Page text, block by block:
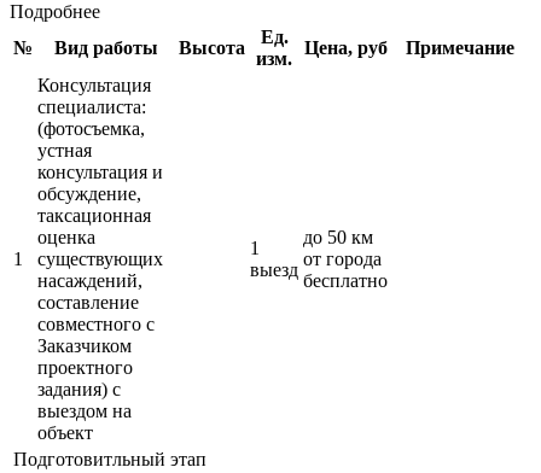
Подробнее
№
Вид работы Высота
Ед.
изм.
Цена, руб Примечание
1
Консультация
специалиста:
(фотосъемка,
устная
консультация и
обсуждение,
таксационная
оценка
существующих
насаждений,
составление
совместного с
Заказчиком
проектного
задания) с
выездом на
объект
1
выезд
до 50 км
от города
бесплатно
Подготовитльный этап